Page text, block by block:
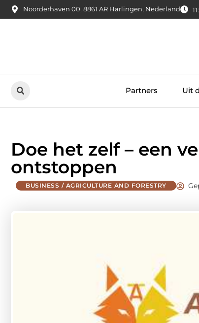
Noorderhaven 00, 8861 AR Harlingen, Nederland
Partners Uit
Doe het zelf – een
ontstoppen
BUSINESS / AGRICULTURE AND FORESTRY